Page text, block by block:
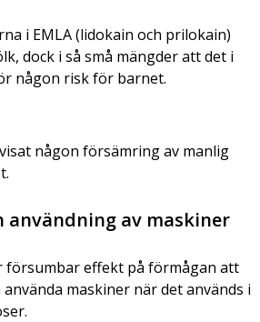
i EMLA (lidokain och prilokain)
dock i så små mängder att det i
någon risk för barnet.
någon försämring av manlig
användning av maskiner
försumbar effekt på förmågan att
maskiner när det används i